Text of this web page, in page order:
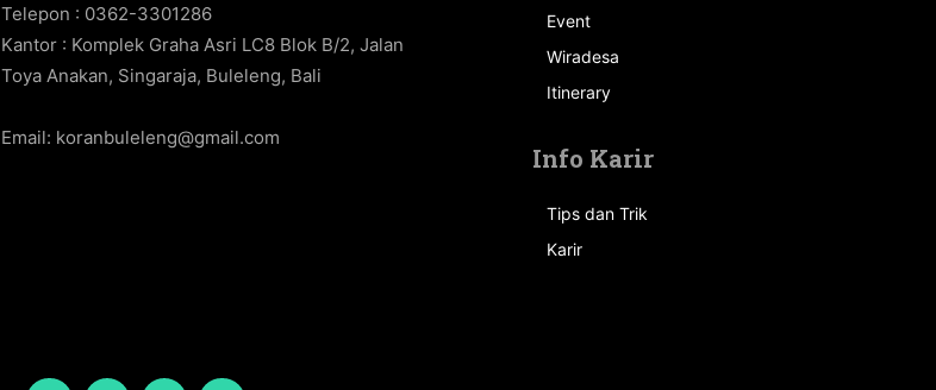
Telepon : 0362-3301286
Kantor : Komplek Graha Asri LC8 Blok B/2, Jalan
Toya Anakan, Singaraja, Buleleng, Bali
Email: koranbuleleng@gmail.com
Event
Wiradesa
Itinerary
Info Karir
Tips dan Trik
Karir